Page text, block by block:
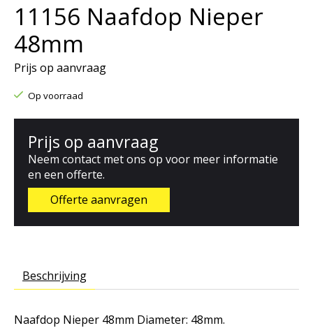
11156 Naafdop Nieper
48mm
Prijs op aanvraag
Op voorraad
Prijs op aanvraag
Neem contact met ons op voor meer informatie
en een offerte.
Offerte aanvragen
Beschrijving
Naafdop Nieper 48mm Diameter: 48mm.